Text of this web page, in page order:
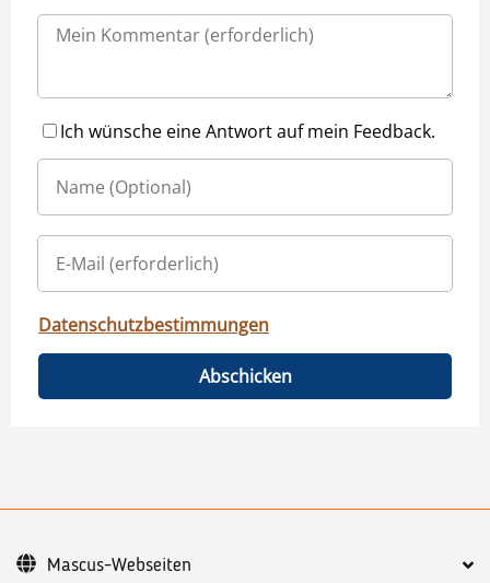
Ich wünsche eine Antwort auf mein Feedback.
Datenschutzbestimmungen
Abschicken
Mascus-Webseiten